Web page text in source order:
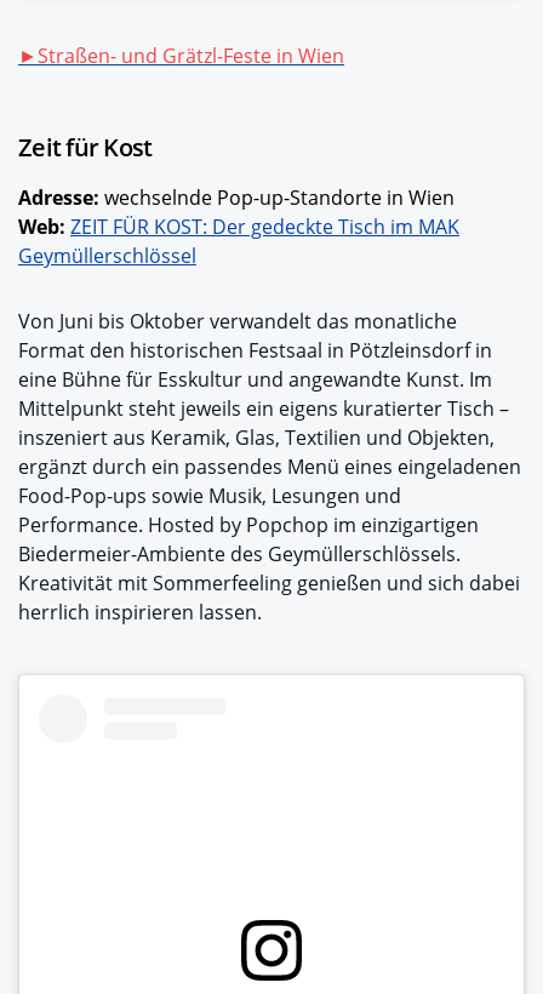
►Straßen- und Grätzl-Feste in Wien
Zeit für Kost
Adresse: wechselnde Pop-up-Standorte in Wien
Web: ZEIT FÜR KOST: Der gedeckte Tisch im MAK
Geymüllerschlössel
Von Juni bis Oktober verwandelt das monatliche
Format den historischen Festsaal in Pötzleinsdorf in
eine Bühne für Esskultur und angewandte Kunst. Im
Mittelpunkt steht jeweils ein eigens kuratierter Tisch –
inszeniert aus Keramik, Glas, Textilien und Objekten,
ergänzt durch ein passendes Menü eines eingeladenen
Food-Pop-ups sowie Musik, Lesungen und
Performance. Hosted by Popchop im einzigartigen
Biedermeier-Ambiente des Geymüllerschlössels.
Kreativität mit Sommerfeeling genießen und sich dabei
herrlich inspirieren lassen.